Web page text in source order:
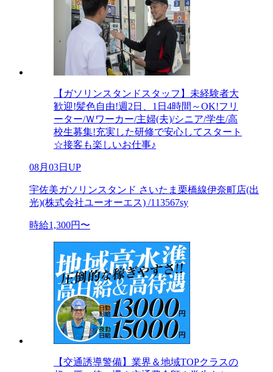
【ガソリンスタンドスタッフ】未経験者大
歓迎!髪色自由!週2日、1日4時間～OK!フリ
ーター/Ｗワーカー/主婦(夫)/シニア/学生/高
校生募集!充実した研修で安心してスタート
☆接客も楽しいお仕事♪
08月03日UP
宇佐美ガソリンスタンド さいたま栗橋線伊奈町店(出
光)(株式会社ユーオーエス) /113567sy
時給1,300円〜
【交通誘導警備】業界＆地域TOPクラスの